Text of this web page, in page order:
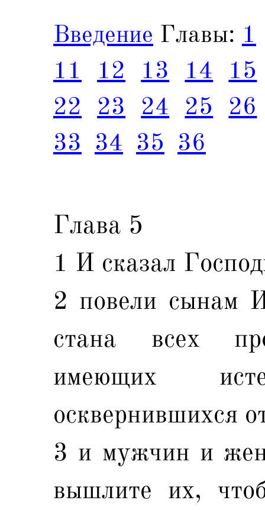
Введение Главы: 1
11
12 13 14
15
22
23 24 25
26
33 34 35 36
Глава 5
1 И сказал
2 повели сынам
стана всех
имеющих
осквернившихся
3 и мужчин и
вышлите их,